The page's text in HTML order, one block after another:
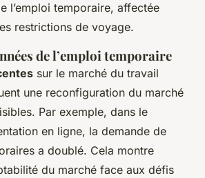
l’emploi temporaire, affectée
restrictions de voyage.
de l’emploi temporaire
sur le marché du travail
une reconfiguration du marché
Par exemple, dans le
en ligne, la demande de
a doublé. Cela montre
du marché face aux défis